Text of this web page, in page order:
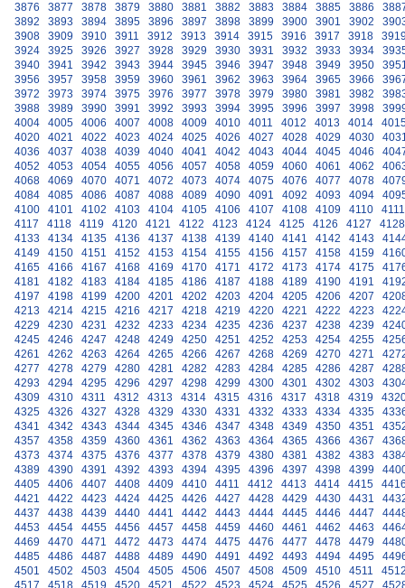
3876
3877 3878 3879 3880 3881 3882 3883 3884 3885 3886
3892
3893 3894 3895 3896 3897 3898 3899 3900 3901 3902
3908
3909 3910 3911 3912 3913 3914 3915 3916 3917 3918
3924
3925 3926 3927 3928 3929 3930 3931 3932 3933 3934
3940
3941 3942 3943 3944 3945 3946 3947 3948 3949 3950
3956
3957 3958 3959 3960 3961 3962 3963 3964 3965 3966
3972
3973 3974 3975 3976 3977 3978 3979 3980 3981 3982
3988
3989 3990 3991 3992 3993 3994 3995 3996 3997 3998
4004
4005 4006 4007 4008 4009 4010 4011 4012 4013 4014
4020
4021 4022 4023 4024 4025 4026 4027 4028 4029 4030
4036
4037 4038 4039 4040 4041 4042 4043 4044 4045 4046
4052
4053 4054 4055 4056 4057 4058 4059 4060 4061 4062
4068
4069 4070 4071 4072 4073 4074 4075 4076 4077 4078
4084
4085 4086 4087 4088 4089 4090 4091 4092 4093 4094
4100
4101 4102 4103 4104 4105 4106 4107 4108 4109 4110
4111
4117
4118 4119 4120 4121 4122 4123 4124 4125 4126 4127
4128
4133
4134 4135 4136 4137 4138 4139 4140 4141 4142 4143
4149
4150 4151 4152 4153 4154 4155 4156 4157 4158 4159
4165
4166 4167 4168 4169 4170 4171 4172 4173 4174 4175
4181
4182 4183 4184 4185 4186 4187 4188 4189 4190 4191
4197
4198 4199 4200 4201 4202 4203 4204 4205 4206 4207
4213
4214 4215 4216 4217 4218 4219 4220 4221 4222 4223
4229
4230 4231 4232 4233 4234 4235 4236 4237 4238 4239
4245
4246 4247 4248 4249 4250 4251 4252 4253 4254 4255
4261
4262 4263 4264 4265 4266 4267 4268 4269 4270 4271
4277
4278 4279 4280 4281 4282 4283 4284 4285 4286 4287
4293
4294 4295 4296 4297 4298 4299 4300 4301 4302 4303
4309
4310 4311 4312 4313 4314 4315 4316 4317 4318 4319
4325
4326 4327 4328 4329 4330 4331 4332 4333 4334 4335
4341
4342 4343 4344 4345 4346 4347 4348 4349 4350 4351
4357
4358 4359 4360 4361 4362 4363 4364 4365 4366 4367
4373
4374 4375 4376 4377 4378 4379 4380 4381 4382 4383
4389
4390 4391 4392 4393 4394 4395 4396 4397 4398 4399
4405
4406 4407 4408 4409 4410 4411 4412 4413 4414 4415
4421
4422 4423 4424 4425 4426 4427 4428 4429 4430 4431
4437
4438 4439 4440 4441 4442 4443 4444 4445 4446 4447
4453
4454 4455 4456 4457 4458 4459 4460 4461 4462 4463
4469
4470 4471 4472 4473 4474 4475 4476 4477 4478 4479
4485
4486 4487 4488 4489 4490 4491 4492 4493 4494 4495
4501
4502 4503 4504 4505 4506 4507 4508 4509 4510 4511
4517
4518 4519 4520 4521 4522 4523 4524 4525 4526 4527